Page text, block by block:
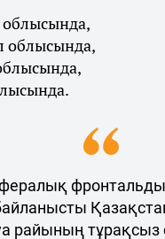
фронтальды
райының тұрақсыз